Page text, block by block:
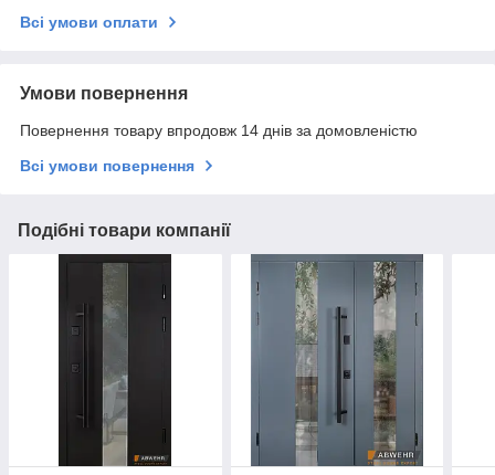
Всі умови оплати
Умови повернення
Повернення товару впродовж 14 днів за домовленістю
Всі умови повернення
Подібні товари компанії